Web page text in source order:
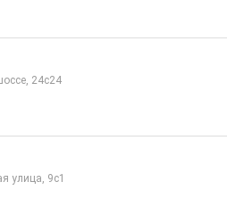
24с24
улица, 9с1